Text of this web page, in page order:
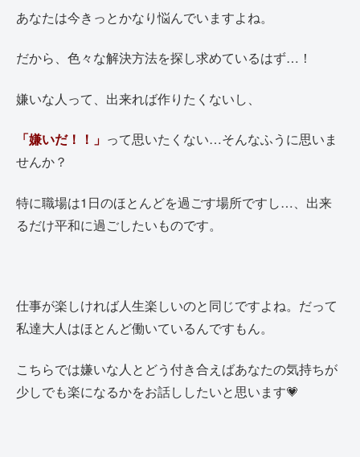
あなたは今きっとかなり悩んでいますよね。
だから、色々な解決方法を探し求めているはず…！
嫌いな人って、出来れば作りたくないし、
「嫌いだ！！」 って思いたくない…そんなふうに思いま
せんか？
特に職場は1日のほとんどを過ごす場所ですし…、出来
るだけ平和に過ごしたいものです。
仕事が楽しければ人生楽しいのと同じですよね。だって
私達大人はほとんど働いているんですもん。
こちらでは嫌いな人とどう付き合えばあなたの気持ちが
少しでも楽になるかをお話ししたいと思います💗